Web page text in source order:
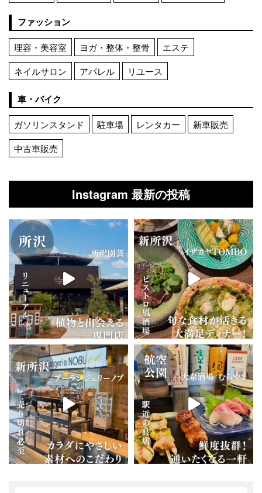
ファッション
理容・美容室 ヨガ・整体・整骨
エステ
ネイルサロン
アパレル リユース
車・バイク
ガソリンスタンド 駐車場 レンタカー
新車販売
中古車販売
Instagram 最新の投稿